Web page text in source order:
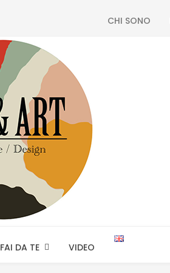
CHI SONO
FAI DA TE VIDEO